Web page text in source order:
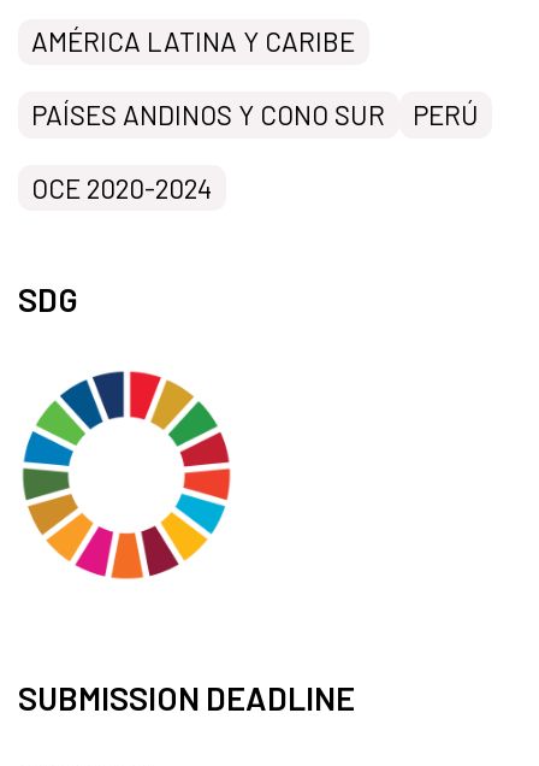
AMÉRICA LATINA Y CARIBE
PAÍSES ANDINOS Y CONO SUR PERÚ
OCE 2020-2024
SDG
SUBMISSION DEADLINE